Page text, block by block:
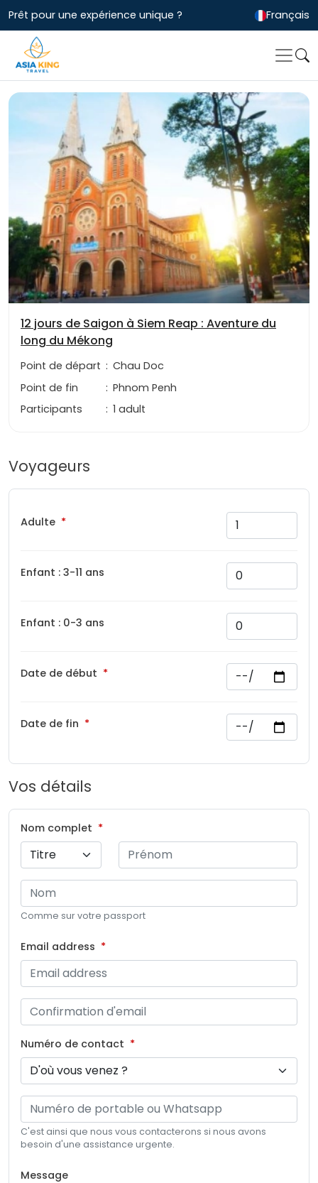
Prêt pour une expérience unique ? Français
Voyageurs
Adulte
Enfant : 3-11 ans
Enfant : 0-3 ans
Date de début
Date de fin
Vos détails
Nom complet
Comme sur votre passport
Email address
Numéro de contact
C'est ainsi que nous vous contacterons si nous avons
besoin d'une assistance urgente.
Message
12 jours de Saigon à Siem Reap : Aventure du
long du Mékong
Point de départ : Chau Doc
Point de fin
: Phnom Penh
Participants
: 1 adult